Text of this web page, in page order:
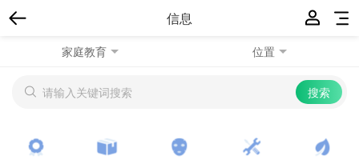
信息
家庭教育 位置